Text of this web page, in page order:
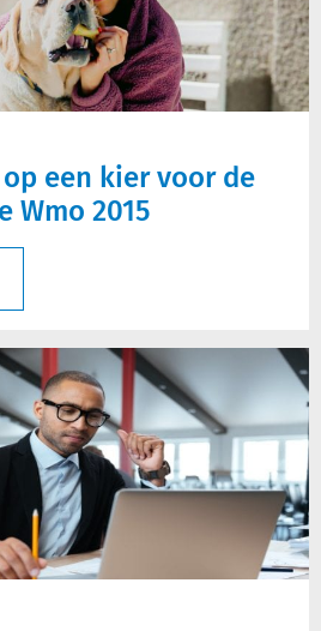
op een kier voor de
Wmo 2015